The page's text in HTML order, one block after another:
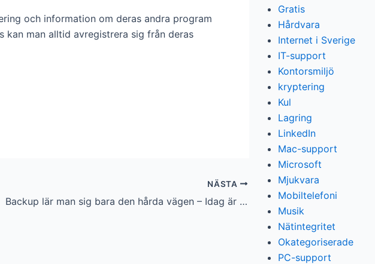
och information om deras andra program
man alltid avregistrera sig från deras
NÄSTA
Backup lär man sig bara den hårda vägen – Idag är det Worldbackupday
Gratis
Hårdvara
Internet i Sverige
IT-support
Kontorsmiljö
kryptering
Kul
Lagring
LinkedIn
Mac-support
Microsoft
Mjukvara
Mobiltelefoni
Musik
Nätintegritet
Okategoriserade
PC-support